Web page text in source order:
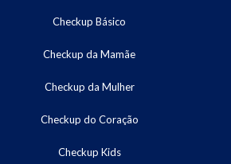
Checkup Básico
Checkup da Mamãe
Checkup da Mulher
Checkup do Coração
Checkup Kids